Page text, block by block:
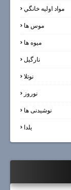
مواد اوليه خانگي
موس ها
میوه ها
نارگيل
نوتلا
نوروز
نوشیدنی ها
یلدا